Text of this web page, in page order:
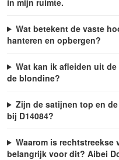
Wat betekent de vaste
hanteren en opbergen?
Wat kan ik afleiden uit
de blondine?
Zijn de satijnen top en
bij D14084?
Waarom is
belangrijk voor dit? Aibei